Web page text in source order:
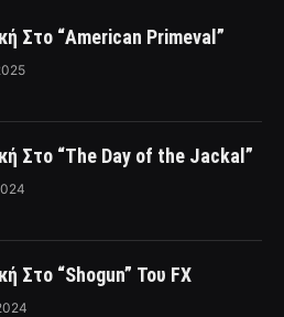
Στο “American Primeval”
Στο “The Day of the Jackal”
Στο “Shogun” Του FX